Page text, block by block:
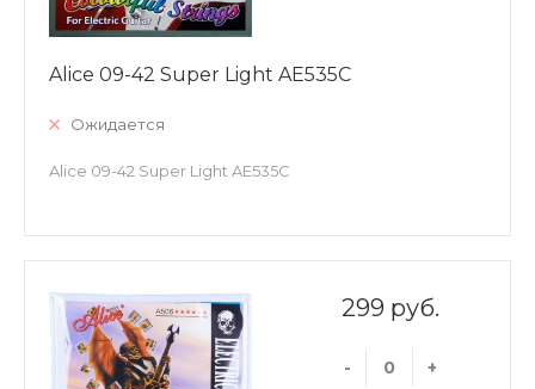
Alice 09-42 Super Light AE535C
Ожидается
Alice 09-42 Super Light AE535C
299 руб.
- +